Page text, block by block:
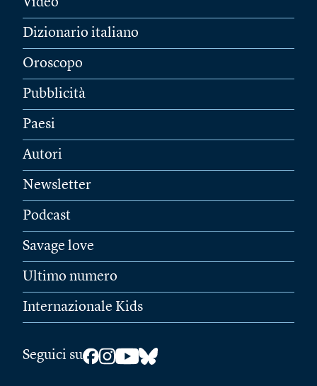
Video
Dizionario italiano
Oroscopo
Pubblicità
Paesi
Autori
Newsletter
Podcast
Savage love
Ultimo numero
Internazionale Kids
Seguici su